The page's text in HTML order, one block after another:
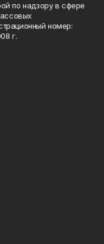
по надзору в сфере
номер:
г.